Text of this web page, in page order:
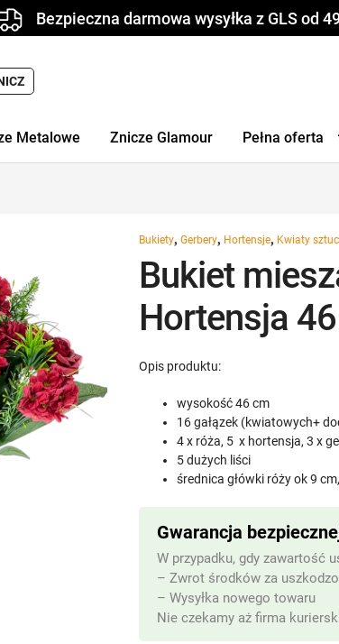
Bezpieczna darmowa wysyłka z GLS od
Metalowe Znicze Glamour Pełna oferta
Bukiety,Gerbery, Hortensje, Kwiaty
Bukiet
Hortensja
Opis produktu:
wysokość 46 cm
16 gałązek (kwiatowych+
4 x róża, 5 x hortensja, 3 x
5 dużych liści
średnica główki róży ok 9
Gwarancja
W przypadku, gdy zawartość
– Zwrot środków za
– Wysyłka nowego towaru
Nie czekamy aż firma